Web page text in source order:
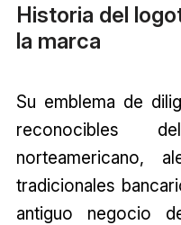
Historia del
la marca
Su emblema de
reconocibles
norteamericano,
tradicionales
antiguo negocio